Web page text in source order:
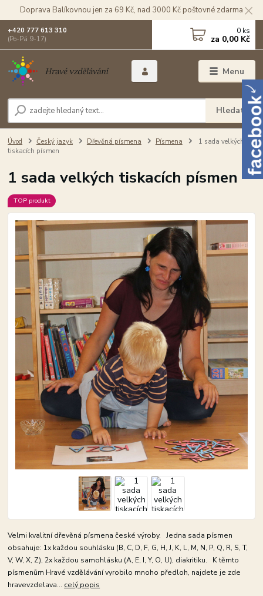
Doprava Balíkovnou jen za 69 Kč, nad 3000 Kč poštovné zdarma
Menu
Hledat
+420 777 613 310
(Po-Pá 9-17)
0 ks
za 0,00 Kč
Úvod Český jazyk Dřevěná písmena Písmena
1 sada velkých
tiskacích písmen
1 sada velkých tiskacích písmen
TOP produkt
Velmi kvalitní dřevěná písmena české výroby. Jedna sada písmen
obsahuje: 1x každou souhlásku (B, C, D, F, G, H, J, K, L, M, N, P, Q, R, S, T,
V, W, X, Z), 2x každou samohlásku (A, E, I, Y, O, U), diakritiku. K těmto
písmenům Hravé vzdělávání vyrobilo mnoho předloh, najdete je zde
hravevzdelava... celý popis